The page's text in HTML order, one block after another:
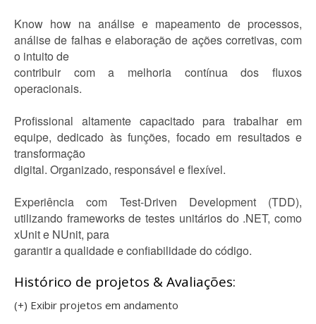
Know how na análise e mapeamento de processos,
análise de falhas e elaboração de ações corretivas, com
o intuito de
contribuir com a melhoria contínua dos fluxos
operacionais.
Profissional altamente capacitado para trabalhar em
equipe, dedicado às funções, focado em resultados e
transformação
digital. Organizado, responsável e flexível.
Experiência com Test-Driven Development (TDD),
utilizando frameworks de testes unitários do .NET, como
xUnit e NUnit, para
garantir a qualidade e confiabilidade do código.
Histórico de projetos & Avaliações:
(+) Exibir projetos em andamento